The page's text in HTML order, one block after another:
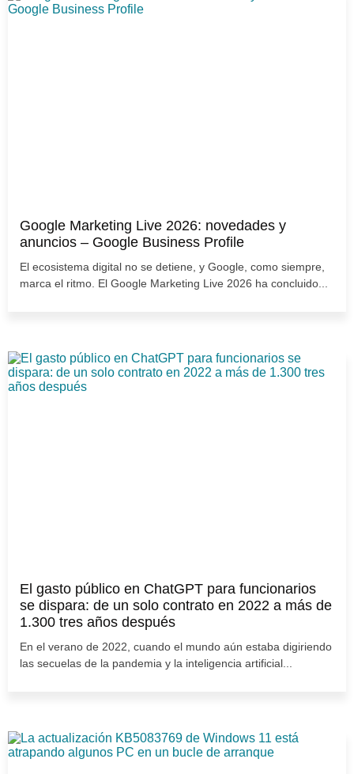
Google Marketing Live 2026: novedades y
anuncios – Google Business Profile
El ecosistema digital no se detiene, y Google, como siempre,
marca el ritmo. El Google Marketing Live 2026 ha concluido...
El gasto público en ChatGPT para funcionarios
se dispara: de un solo contrato en 2022 a más de
1.300 tres años después
En el verano de 2022, cuando el mundo aún estaba digiriendo
las secuelas de la pandemia y la inteligencia artificial...